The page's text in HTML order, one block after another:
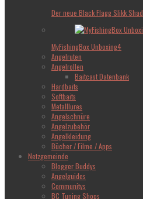
Der neue Black Flagg Slikk Shad
MyFishingBox Unboxing4
Angelruten
Angelrollen
Baitcast Datenbank
Hardbaits
Softbaits
Metalllures
Angelschnüre
Angelzubehör
Angelkleidung
Bücher / Filme / Apps
Netzgemeinde
Blogger Buddys
Angelguides
Communitys
BC Tuning Shops